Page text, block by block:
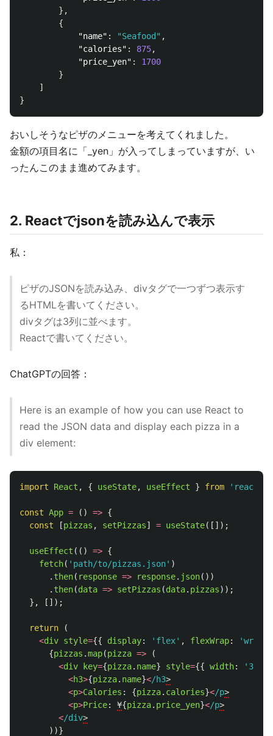
},
{
"name" : "Seafood" ,
"calories" : 875,
"price_yen" :
1700
}
]
}
おいしそうなピザのメニューを考えてくれました。
金額の項目名に「_yen」が入ってしまっていますが、い
ったんこのまま進めてみます。
2. Reactでjsonを読み込んで表示
私：
ピザのJSONを読み込み、divタグで一つずつ表示す
るHTMLを書いてください。
divタグは3列に並べます。
Reactで書いてください。
ChatGPTの回答：
Here is an example of how you can use React to
read the JSON data and display each pizza in a
div element:
import React , { useState, useEffect } from ' react
const App = () => {
const
[pizzas , setPizzas] = useState([]);
useEffect (() => {
fetch( ' path/to/pizzas.json' )
. then( response => response. json())
. then(data => setPizzas (data. pizzas));
},
[]);
return
(
<div style={{ display: ' flex' , flexWrap: 'wrap
{pizzas .map(pizza =>
(
<div key={pizza. name} style={{ width: '
<h3>{pizza. name}</h3
<p>Calories : {pizza. calories}</p
<p>Price: ¥{pizza. price_yen}</p
</div
))}